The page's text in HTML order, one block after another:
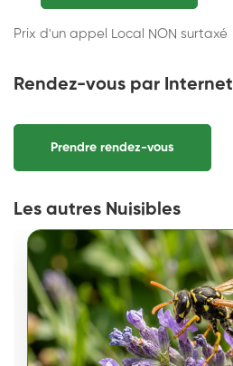
Prix d'un appel Local NON surtaxé
Rendez-vous par Internet
Prendre rendez-vous
Les autres Nuisibles